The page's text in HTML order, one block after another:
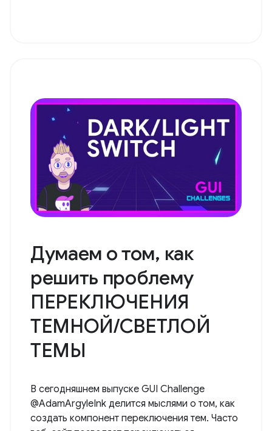
Думаем о том, как
решить проблему
ПЕРЕКЛЮЧЕНИЯ
ТЕМНОЙ/СВЕТЛОЙ
ТЕМЫ
В сегодняшнем выпуске GUI Challenge
@AdamArgyleInk делится мыслями о том, как
создать компонент переключения тем. Часто